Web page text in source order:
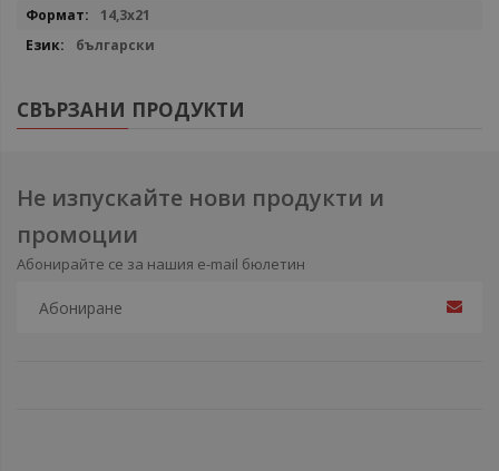
14,3х21
български
СВЪРЗАНИ ПРОДУКТИ
Не изпускайте нови продукти и
промоции
Абонирайте се за нашия e-mail бюлетин